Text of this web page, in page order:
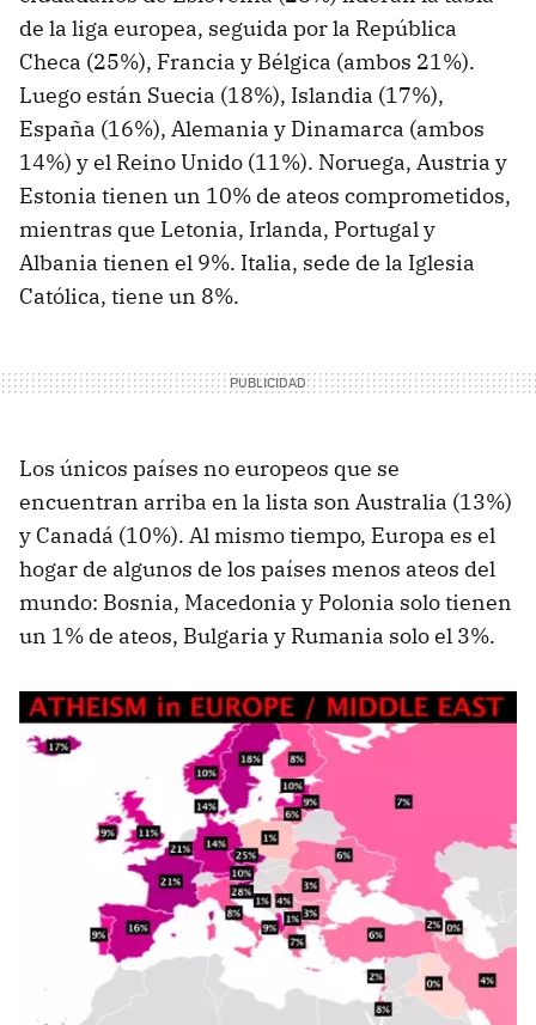
de la liga europea, seguida por la República
Checa (25%), Francia y Bélgica (ambos 21%).
Luego están Suecia (18%), Islandia (17%),
España (16%), Alemania y Dinamarca (ambos
14%) y el Reino Unido (11%). Noruega, Austria y
Estonia tienen un 10% de ateos comprometidos,
mientras que Letonia, Irlanda, Portugal y
Albania tienen el 9%. Italia, sede de la Iglesia
Católica, tiene un 8%.
Los únicos países no europeos que se
encuentran arriba en la lista son Australia (13%)
y Canadá (10%). Al mismo tiempo, Europa es el
hogar de algunos de los países menos ateos del
mundo: Bosnia, Macedonia y Polonia solo tienen
un 1% de ateos, Bulgaria y Rumania solo el 3%.